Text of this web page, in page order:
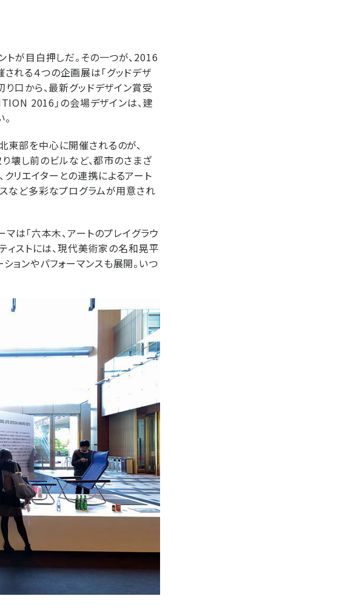
トが目白押しだ。その一つが、2016
れる４つの企画展は「グッドデザ
り口から、最新グッドデザイン賞受
2016」の会場デザインは、建
東部を中心に開催されるのが、
壊し前のビルなど、都市のさまざ
リエイターとの連携によるアート
スなど多彩なプログラムが用意され
は「六本木、アートのプレイグラウ
ティストには、現代美術家の名和晃平
ョンやパフォーマンスも展開。いつ